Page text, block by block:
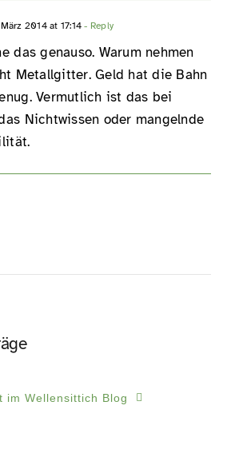
2014 at 17:14 - Reply
das genauso. Warum nehmen
Metallgitter. Geld hat die Bahn
Vermutlich ist das bei
Nichtwissen oder mangelnde
im Wellensittich Blog